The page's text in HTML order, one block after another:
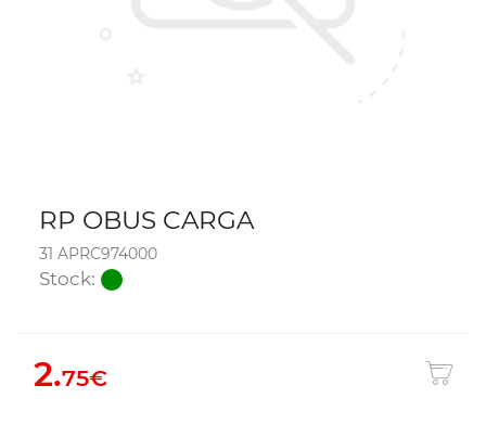
RP OBUS CARGA
31 APRC974000
Stock:
2.75€